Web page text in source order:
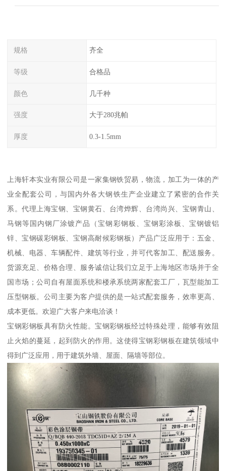
规格 齐全
等级 合格品
颜色 几千种
强度 大于280兆帕
厚度 0.3-1.5mm
上海轩本实业有限公司是一家集钢铁贸易，物流，加工为一体的产
业全配套公司，与国内外各大钢铁生产企业建立了紧密的合作关
系。代理上海宝钢、宝钢黄石、台湾烨辉、台湾尚兴、宝钢青山、
马钢等国内钢厂涂镀产品（宝钢彩钢板、宝钢彩涂板、宝钢镀铝
锌、宝钢碳彩钢板、宝钢高耐候彩钢板）产品广泛应用于：五金、
机械、电器、车辆配件、建筑等行业，并可代客加工、配送服务。
货源充足、价格合理、服务诚信让我们立足于上海地区市场并于全
国市场；公司自有屋面系统和楼承系统两家配套工厂，瓦型能加工
压型钢板。公司主要为客户提供的是一站式配套服务，效率更高、
成本更低。欢迎广大客户来电洽谈！
宝钢彩钢板具有防火性能。宝钢彩钢板经过特殊处理，能够有效阻
止火焰的蔓延，起到防火的作用。这使得宝钢彩钢板在建筑领域中
得到广泛应用，用于建筑外墙、屋面、隔墙等部位。